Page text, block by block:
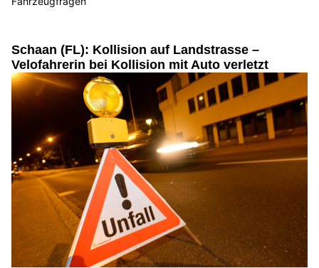
Schaan (FL): Kollision auf Landstrasse –
Velofahrerin bei Kollision mit Auto verletzt